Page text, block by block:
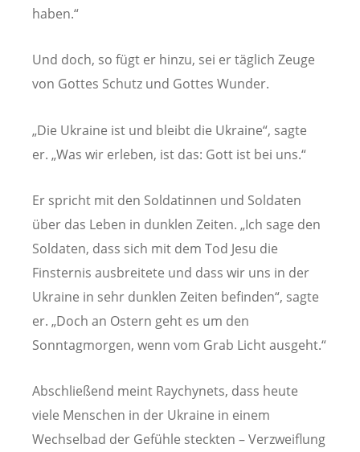
haben.“
Und doch, so fügt er hinzu, sei er täglich Zeuge
von Gottes Schutz und Gottes Wunder.
„Die Ukraine ist und bleibt die Ukraine“, sagte
er. „Was wir erleben, ist das: Gott ist bei uns.“
Er spricht mit den Soldatinnen und Soldaten
über das Leben in dunklen Zeiten. „Ich sage den
Soldaten, dass sich mit dem Tod Jesu die
Finsternis ausbreitete und dass wir uns in der
Ukraine in sehr dunklen Zeiten befinden“, sagte
er. „Doch an Ostern geht es um den
Sonntagmorgen, wenn vom Grab Licht ausgeht.“
Abschließend meint Raychynets, dass heute
viele Menschen in der Ukraine in einem
Wechselbad der Gefühle steckten – Verzweiflung